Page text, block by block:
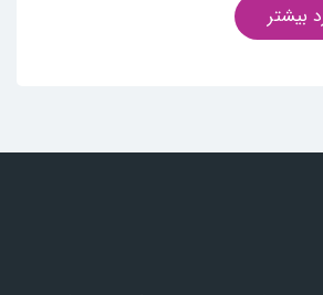
بیشتر